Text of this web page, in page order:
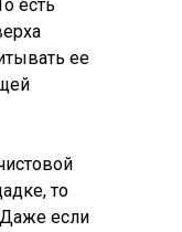
есть
ее
то
если